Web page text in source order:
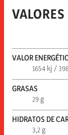
VALOR
1654 kj /
GRASAS
29 g
HIDRATOS DE
3,2 g